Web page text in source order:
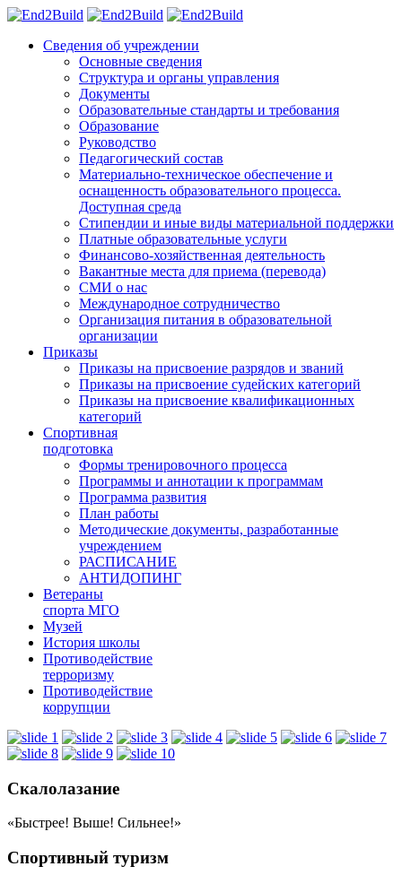
Сведения об учреждении
Основные сведения
Структура и органы управления
Документы
Образовательные стандарты и требования
Образование
Руководство
Педагогический состав
Материально-техническое обеспечение и
оснащенность образовательного процесса.
Доступная среда
Стипендии и иные виды материальной поддержки
Платные образовательные услуги
Финансово-хозяйственная деятельность
Вакантные места для приема (перевода)
СМИ о нас
Международное сотрудничество
Организация питания в образовательной
организации
Приказы
Приказы на присвоение разрядов и званий
Приказы на присвоение судейских категорий
Приказы на присвоение квалификационных
категорий
Спортивная
подготовка
Формы тренировочного процесса
Программы и аннотации к программам
Программа развития
План работы
Методические документы, разработанные
учреждением
РАСПИСАНИЕ
АНТИДОПИНГ
Ветераны
спорта МГО
Музей
История школы
Противодействие
терроризму
Противодействие
коррупции
Скалолазание
«Быстрее! Выше! Сильнее!»
Спортивный туризм